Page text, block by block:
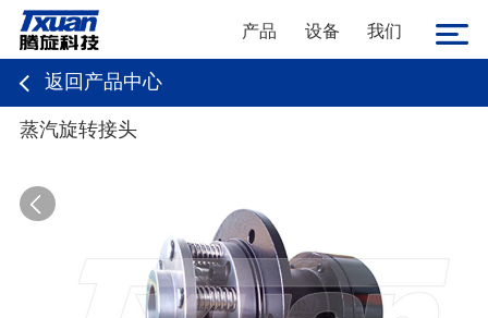
产品 设备 我们
返回产品中心
蒸汽旋转接头